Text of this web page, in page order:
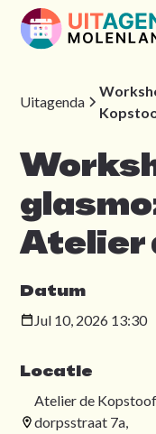
Uitagenda
Atelier
Datum
Jul 10, 2026 13:30
Locatie
Atelier de
dorpsstraat 7a,